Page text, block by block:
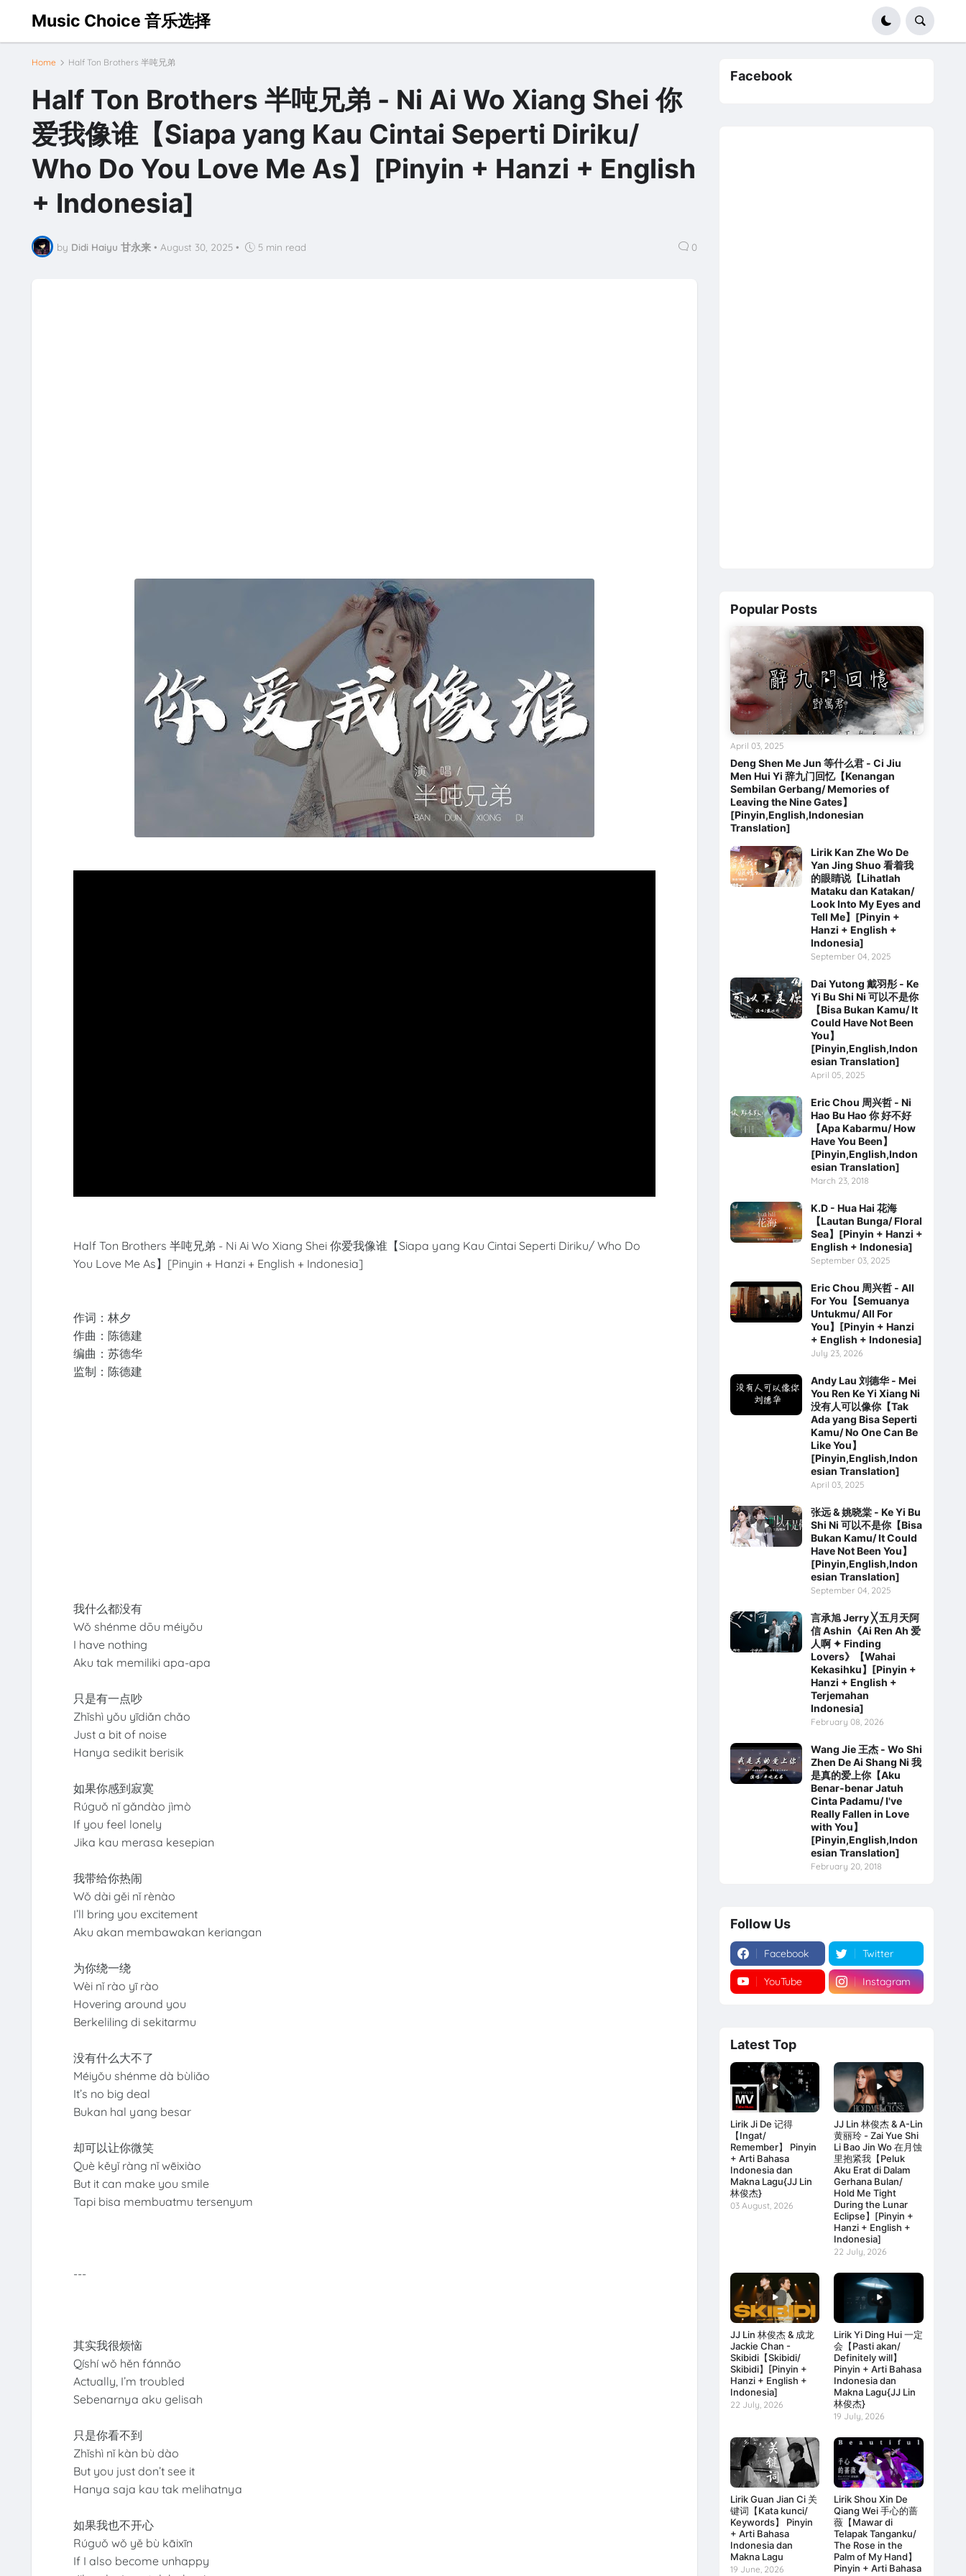
Music Choice 音乐选择
Home Half Ton Brothers 半吨兄弟
Half Ton Brothers 半吨兄弟 - Ni Ai Wo Xiang Shei 你
爱我像谁【Siapa yang Kau Cintai Seperti Diriku/
Who Do You Love Me As】[Pinyin + Hanzi + English
+ Indonesia]
by Didi Haiyu 甘永来 • August 30, 2025 • 5 min read 0
Half Ton Brothers 半吨兄弟 - Ni Ai Wo Xiang Shei 你爱我像谁【Siapa yang Kau Cintai Seperti Diriku/ Who Do
You Love Me As】[Pinyin + Hanzi + English + Indonesia]
作词：林夕
作曲：陈德建
编曲：苏德华
监制：陈德建
我什么都没有
Wǒ shénme dōu méiyǒu
I have nothing
Aku tak memiliki apa-apa
只是有一点吵
Zhǐshì yǒu yīdiǎn chǎo
Just a bit of noise
Hanya sedikit berisik
如果你感到寂寞
Rúguǒ nǐ gǎndào jìmò
If you feel lonely
Jika kau merasa kesepian
我带给你热闹
Wǒ dài gěi nǐ rènào
I’ll bring you excitement
Aku akan membawakan keriangan
为你绕一绕
Wèi nǐ rào yī rào
Hovering around you
Berkeliling di sekitarmu
没有什么大不了
Méiyǒu shénme dà bùliǎo
It’s no big deal
Bukan hal yang besar
却可以让你微笑
Què kěyǐ ràng nǐ wēixiào
But it can make you smile
Tapi bisa membuatmu tersenyum
---
其实我很烦恼
Qíshí wǒ hěn fánnǎo
Actually, I’m troubled
Sebenarnya aku gelisah
只是你看不到
Zhǐshì nǐ kàn bù dào
But you just don’t see it
Hanya saja kau tak melihatnya
如果我也不开心
Rúguǒ wǒ yě bù kāixīn
If I also become unhappy
Facebook
Popular Posts
Deng Shen Me Jun 等什么君 - Ci Jiu
Men Hui Yi 辞九门回忆【Kenangan
Sembilan Gerbang/ Memories of
Leaving the Nine Gates】
[Pinyin,English,Indonesian
Translation]
April 03, 2025
Lirik Kan Zhe Wo De
Yan Jing Shuo 看着我
的眼睛说【Lihatlah
Mataku dan Katakan/
Look Into My Eyes and
Tell Me】[Pinyin +
Hanzi + English +
Indonesia]
September 04, 2025
Dai Yutong 戴羽彤 - Ke
Yi Bu Shi Ni 可以不是你
【Bisa Bukan Kamu/ It
Could Have Not Been
You】
[Pinyin,English,Indon
esian Translation]
April 05, 2025
Eric Chou 周兴哲 - Ni
Hao Bu Hao 你 好不好
【Apa Kabarmu/ How
Have You Been】
[Pinyin,English,Indon
esian Translation]
March 23, 2018
K.D - Hua Hai 花海
【Lautan Bunga/ Floral
Sea】[Pinyin + Hanzi +
English + Indonesia]
September 03, 2025
Eric Chou 周兴哲 - All
For You【Semuanya
Untukmu/ All For
You】[Pinyin + Hanzi
+ English + Indonesia]
July 23, 2026
Andy Lau 刘德华 - Mei
You Ren Ke Yi Xiang Ni
没有人可以像你【Tak
Ada yang Bisa Seperti
Kamu/ No One Can Be
Like You】
[Pinyin,English,Indon
esian Translation]
April 03, 2025
张远 & 姚晓棠 - Ke Yi Bu
Shi Ni 可以不是你【Bisa
Bukan Kamu/ It Could
Have Not Been You】
[Pinyin,English,Indon
esian Translation]
September 04, 2025
言承旭 Jerry ╳ 五月天阿
信 Ashin《Ai Ren Ah 爱
人啊 ✦ Finding
Lovers》【Wahai
Kekasihku】[Pinyin +
Hanzi + English +
Terjemahan
Indonesia]
February 08, 2026
Wang Jie 王杰 - Wo Shi
Zhen De Ai Shang Ni 我
是真的爱上你【Aku
Benar-benar Jatuh
Cinta Padamu/ I've
Really Fallen in Love
with You】
[Pinyin,English,Indon
esian Translation]
February 20, 2018
Follow Us
Facebook Twitter
YouTube Instagram
Latest Top
Lirik Ji De 记得
【Ingat/
Remember】 Pinyin
+ Arti Bahasa
Indonesia dan
Makna Lagu{JJ Lin
林俊杰}
03 August, 2026
JJ Lin 林俊杰 & A-Lin
黄丽玲 - Zai Yue Shi
Li Bao Jin Wo 在月蚀
里抱紧我【Peluk
Aku Erat di Dalam
Gerhana Bulan/
Hold Me Tight
During the Lunar
Eclipse】[Pinyin +
Hanzi + English +
Indonesia]
22 July, 2026
JJ Lin 林俊杰 & 成龙
Jackie Chan -
Skibidi【Skibidi/
Skibidi】[Pinyin +
Hanzi + English +
Indonesia]
22 July, 2026
Lirik Yi Ding Hui 一定
会【Pasti akan/
Definitely will】
Pinyin + Arti Bahasa
Indonesia dan
Makna Lagu{JJ Lin
林俊杰}
19 July, 2026
Lirik Guan Jian Ci 关
键词【Kata kunci/
Keywords】 Pinyin
+ Arti Bahasa
Indonesia dan
Makna Lagu
19 June, 2026
Lirik Shou Xin De
Qiang Wei 手心的蔷
薇【Mawar di
Telapak Tanganku/
The Rose in the
Palm of My Hand】
Pinyin + Arti Bahasa